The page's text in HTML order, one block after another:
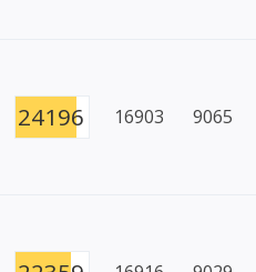
24196 16903 9065